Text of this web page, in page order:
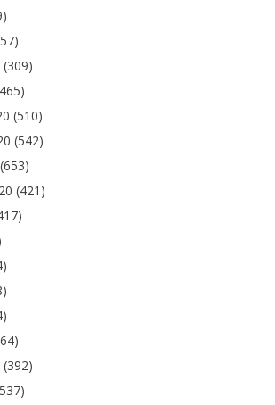
(309)
(510)
(542)
(653)
(421)
(392)